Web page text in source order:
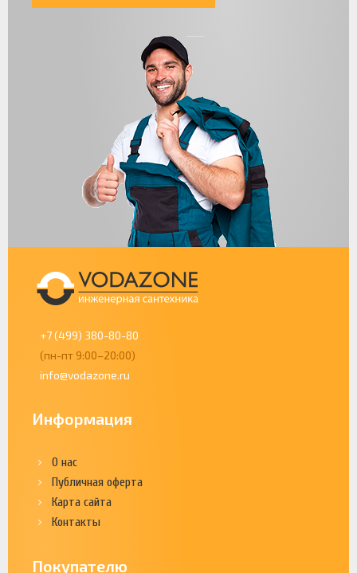
+7 (499) 380-80-80
(пн-пт 9:00–20:00)
info@vodazone.ru
Информация
О нас
Публичная оферта
Карта сайта
Контакты
Покупателю